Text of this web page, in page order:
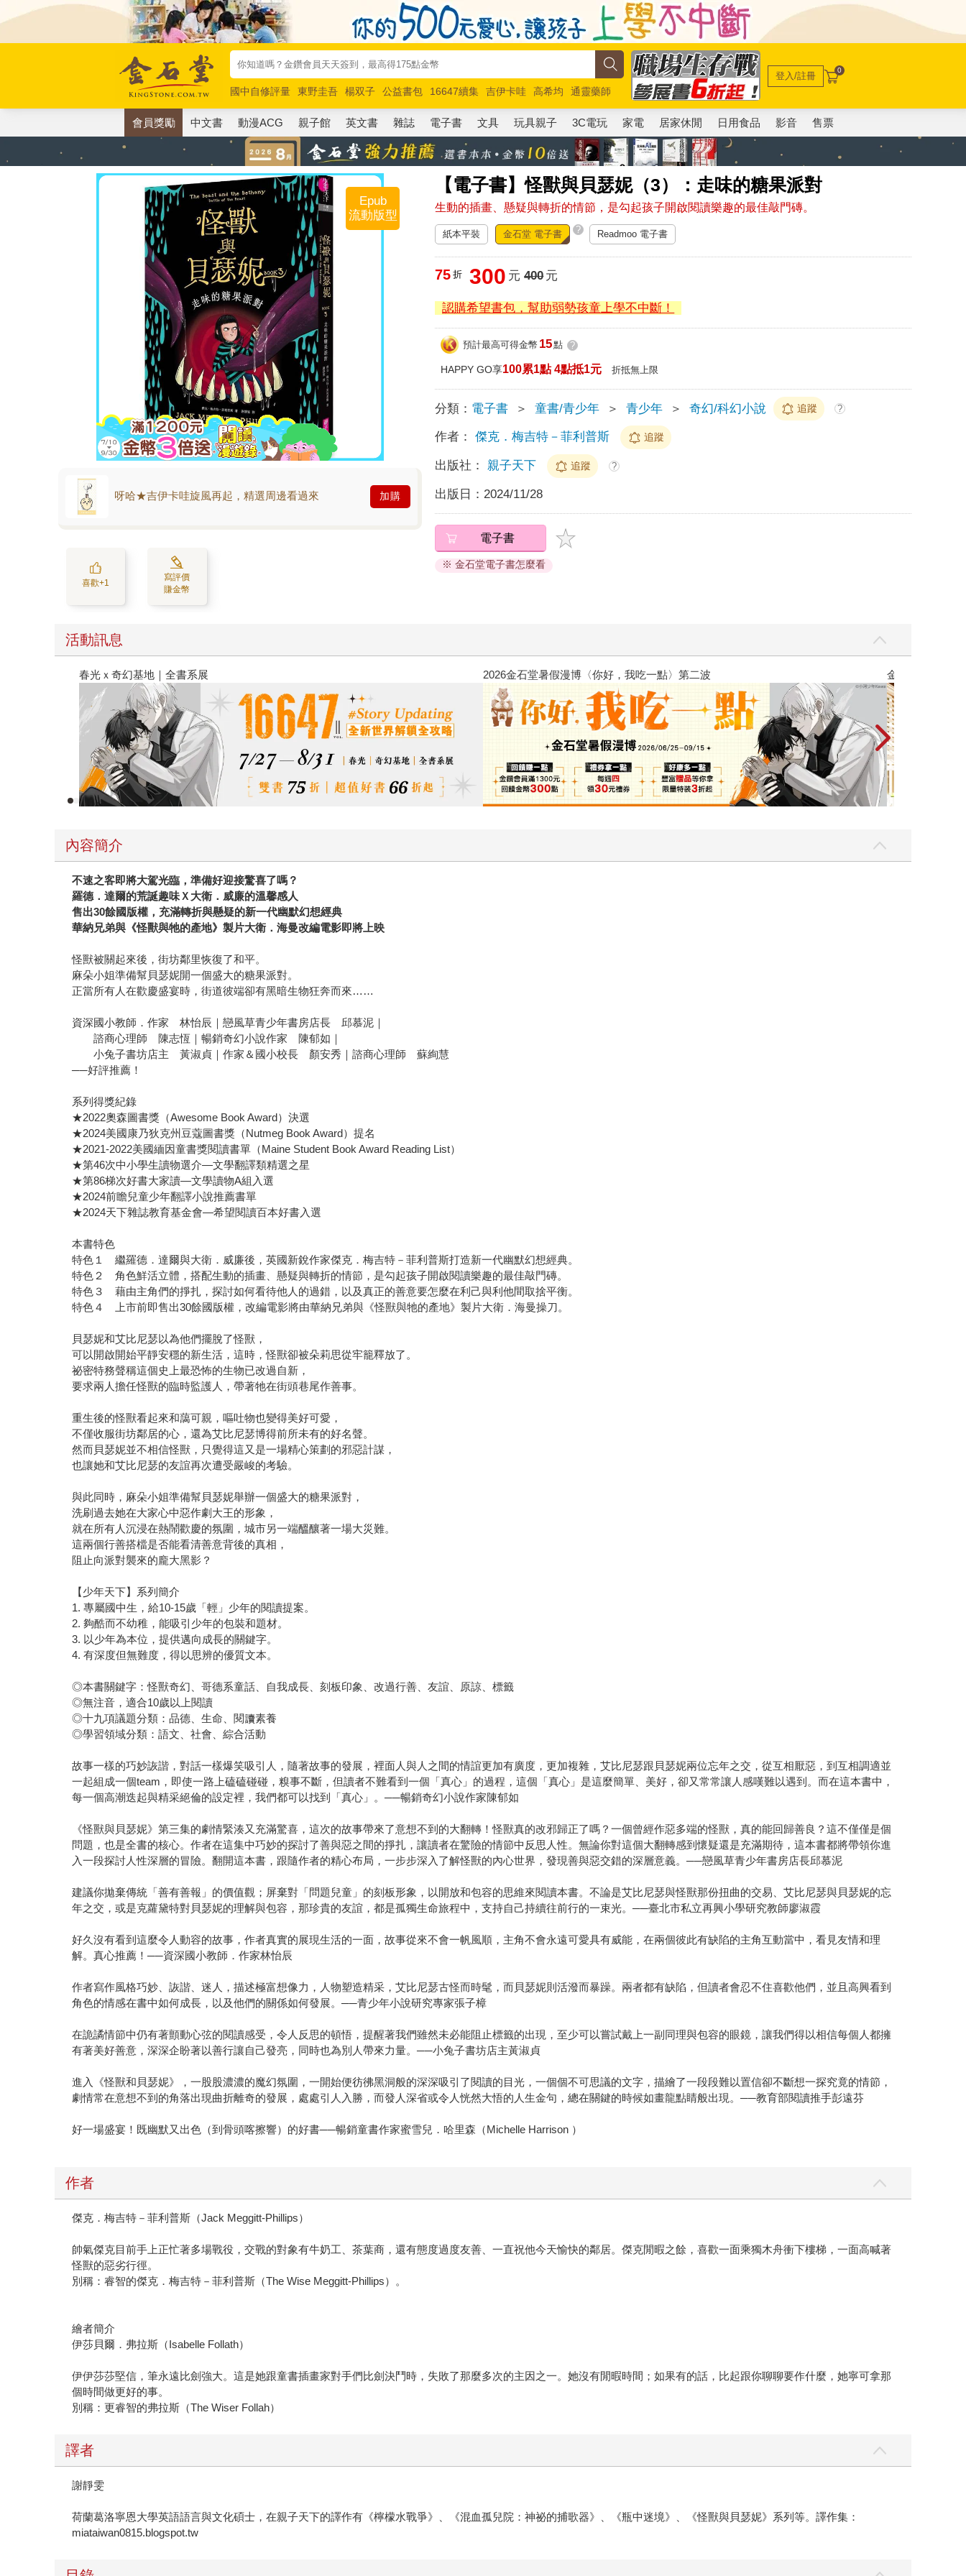
國中自修評量 東野圭吾 楊双子 公益書包 16647續集 吉伊卡哇 高希均
通靈藥師
唯紅花綻放
奧德賽 路邊攤新作 馬斯克 玩具總動員5 超慢跑
登入/註冊 0
會員獎勵 中文書 動漫ACG 親子館 英文書 雜誌 電子書 文具 玩具親子 3C電玩 家電 居家休閒 日用食品 影音 售票
【電子書】怪獸與貝瑟妮（3）：走味的糖果派對
生動的插畫、懸疑與轉折的情節，是勾起孩子開啟閱讀樂趣的最佳敲門磚。
Epub
流動版型
呀哈★吉伊卡哇旋風再起，精選周邊看過來 加購
喜歡+1
寫評價
賺金幣
紙本平裝 金石堂 電子書 ? Readmoo 電子書
75 折 300 元 400元
認購希望書包，幫助弱勢孩童上學不中斷！
預計最高可得金幣 15點 ?
HAPPY GO享100累1點 4點抵1元 折抵無上限
分類： 電子書 ＞ 童書/青少年 ＞ 青少年 ＞ 奇幻/科幻小說 追蹤 ?
作者： 傑克．梅吉特－菲利普斯 追蹤
出版社： 親子天下 追蹤 ?
出版日： 2024/11/28
電子書
※ 金石堂電子書怎麼看
活動訊息
春光ｘ奇幻基地｜全書系展 2026金石堂暑假漫博〈你好，我吃一點〉第二波 金石堂2026海
內容簡介
不速之客即將大駕光臨，準備好迎接驚喜了嗎？
羅德．達爾的荒誕趣味Ｘ大衛．威廉的溫馨感人
售出30餘國版權，充滿轉折與懸疑的新一代幽默幻想經典
華納兄弟與《怪獸與牠的產地》製片大衛．海曼改編電影即將上映
怪獸被關起來後，街坊鄰里恢復了和平。
麻朵小姐準備幫貝瑟妮開一個盛大的糖果派對。
正當所有人在歡慶盛宴時，街道彼端卻有黑暗生物狂奔而來……
資深國小教師．作家 林怡辰｜戀風草青少年書房店長 邱慕泥｜
諮商心理師 陳志恆｜暢銷奇幻小說作家 陳郁如｜
小兔子書坊店主 黃淑貞｜作家＆國小校長 顏安秀｜諮商心理師 蘇絢慧
──好評推薦！
系列得獎紀錄
★2022奧森圖書獎（Awesome Book Award）決選
★2024美國康乃狄克州豆蔻圖書獎（Nutmeg Book Award）提名
★2021-2022美國緬因童書獎閱讀書單（Maine Student Book Award Reading List）
★第46次中小學生讀物選介—文學翻譯類精選之星
★第86梯次好書大家讀—文學讀物A組入選
★2024前瞻兒童少年翻譯小說推薦書單
★2024天下雜誌教育基金會—希望閱讀百本好書入選
本書特色
特色１ 繼羅德．達爾與大衛．威廉後，英國新銳作家傑克．梅吉特－菲利普斯打造新一代幽默幻想經典。
特色２ 角色鮮活立體，搭配生動的插畫、懸疑與轉折的情節，是勾起孩子開啟閱讀樂趣的最佳敲門磚。
特色３ 藉由主角們的掙扎，探討如何看待他人的過錯，以及真正的善意要怎麼在利己與利他間取捨平衡。
特色４ 上市前即售出30餘國版權，改編電影將由華納兄弟與《怪獸與牠的產地》製片大衛．海曼操刀。
貝瑟妮和艾比尼瑟以為他們擺脫了怪獸，
可以開啟開始平靜安穩的新生活，這時，怪獸卻被朵莉思從牢籠釋放了。
祕密特務聲稱這個史上最恐怖的生物已改過自新，
要求兩人擔任怪獸的臨時監護人，帶著牠在街頭巷尾作善事。
重生後的怪獸看起來和藹可親，嘔吐物也變得美好可愛，
不僅收服街坊鄰居的心，還為艾比尼瑟博得前所未有的好名聲。
然而貝瑟妮並不相信怪獸，只覺得這又是一場精心策劃的邪惡計謀，
也讓她和艾比尼瑟的友誼再次遭受嚴峻的考驗。
與此同時，麻朵小姐準備幫貝瑟妮舉辦一個盛大的糖果派對，
洗刷過去她在大家心中惡作劇大王的形象，
就在所有人沉浸在熱鬧歡慶的氛圍，城市另一端醞釀著一場大災難。
這兩個行善搭檔是否能看清善意背後的真相，
阻止向派對襲來的龐大黑影？
【少年天下】系列簡介
1. 專屬國中生，給10-15歲「輕」少年的閱讀提案。
2. 夠酷而不幼稚，能吸引少年的包裝和題材。
3. 以少年為本位，提供邁向成長的關鍵字。
4. 有深度但無難度，得以思辨的優質文本。
◎本書關鍵字：怪獸奇幻、哥德系童話、自我成長、刻板印象、改過行善、友誼、原諒、標籤
◎無注音，適合10歲以上閱讀
◎十九項議題分類：品德、生命、閱讀素養
◎學習領域分類：語文、社會、綜合活動
故事一樣的巧妙詼諧，對話一樣爆笑吸引人，隨著故事的發展，裡面人與人之間的情誼更加有廣度，更加複雜，艾比尼瑟跟貝瑟妮兩位忘年之交，從互相厭惡，到互相調適並
一起組成一個team，即使一路上磕磕碰碰，糗事不斷，但讀者不難看到一個「真心」的過程，這個「真心」是這麼簡單、美好，卻又常常讓人感嘆難以遇到。而在這本書中，
每一個高潮迭起與精采絕倫的設定裡，我們都可以找到「真心」。──暢銷奇幻小說作家陳郁如
《怪獸與貝瑟妮》第三集的劇情緊湊又充滿驚喜，這次的故事帶來了意想不到的大翻轉！怪獸真的改邪歸正了嗎？一個曾經作惡多端的怪獸，真的能回歸善良？這不僅僅是個
問題，也是全書的核心。作者在這集中巧妙的探討了善與惡之間的掙扎，讓讀者在驚險的情節中反思人性。無論你對這個大翻轉感到懷疑還是充滿期待，這本書都將帶領你進
入一段探討人性深層的冒險。翻開這本書，跟隨作者的精心布局，一步步深入了解怪獸的內心世界，發現善與惡交錯的深層意義。──戀風草青少年書房店長邱慕泥
建議你拋棄傳統「善有善報」的價值觀；屏棄對「問題兒童」的刻板形象，以開放和包容的思維來閱讀本書。不論是艾比尼瑟與怪獸那份扭曲的交易、艾比尼瑟與貝瑟妮的忘
年之交，或是克蘿黛特對貝瑟妮的理解與包容，那珍貴的友誼，都是孤獨生命旅程中，支持自己持續往前行的一束光。──臺北市私立再興小學研究教師廖淑霞
好久沒有看到這麼令人動容的故事，作者真實的展現生活的一面，故事從來不會一帆風順，主角不會永遠可愛具有威能，在兩個彼此有缺陷的主角互動當中，看見友情和理
解。真心推薦！──資深國小教師．作家林怡辰
作者寫作風格巧妙、詼諧、迷人，描述極富想像力，人物塑造精采，艾比尼瑟古怪而時髦，而貝瑟妮則活潑而暴躁。兩者都有缺陷，但讀者會忍不住喜歡他們，並且高興看到
角色的情感在書中如何成長，以及他們的關係如何發展。──青少年小說研究專家張子樟
在詭譎情節中仍有著顫動心弦的閱讀感受，令人反思的頓悟，提醒著我們雖然未必能阻止標籤的出現，至少可以嘗試戴上一副同理與包容的眼鏡，讓我們得以相信每個人都擁
有著美好善意，深深企盼著以善行讓自己發亮，同時也為別人帶來力量。──小兔子書坊店主黃淑貞
進入《怪獸和貝瑟妮》，一股股濃濃的魔幻氛圍，一開始便彷彿黑洞般的深深吸引了閱讀的目光，一個個不可思議的文字，描繪了一段段難以置信卻不斷想一探究竟的情節，
劇情常在意想不到的角落出現曲折離奇的發展，處處引人入勝，而發人深省或令人恍然大悟的人生金句，總在關鍵的時候如畫龍點睛般出現。──教育部閱讀推手彭遠芬
好一場盛宴！既幽默又出色（到骨頭喀擦響）的好書──暢銷童書作家蜜雪兒．哈里森（Michelle Harrison ）
作者
傑克．梅吉特－菲利普斯（Jack Meggitt-Phillips）
帥氣傑克目前手上正忙著多場戰役，交戰的對象有牛奶工、茶葉商，還有態度過度友善、一直祝他今天愉快的鄰居。傑克閒暇之餘，喜歡一面乘獨木舟衝下樓梯，一面高喊著
怪獸的惡劣行徑。
別稱：睿智的傑克．梅吉特－菲利普斯（The Wise Meggitt-Phillips）。
繪者簡介
伊莎貝爾．弗拉斯（Isabelle Follath）
伊伊莎莎堅信，筆永遠比劍強大。這是她跟童書插畫家對手們比劍決鬥時，失敗了那麼多次的主因之一。她沒有閒暇時間；如果有的話，比起跟你聊聊要作什麼，她寧可拿那
個時間做更好的事。
別稱：更睿智的弗拉斯（The Wiser Follah）
譯者
謝靜雯
荷蘭葛洛寧恩大學英語語言與文化碩士，在親子天下的譯作有《檸檬水戰爭》、《混血孤兒院：神祕的捕歌器》、《瓶中迷境》、《怪獸與貝瑟妮》系列等。譯作集：
miataiwan0815.blogspot.tw